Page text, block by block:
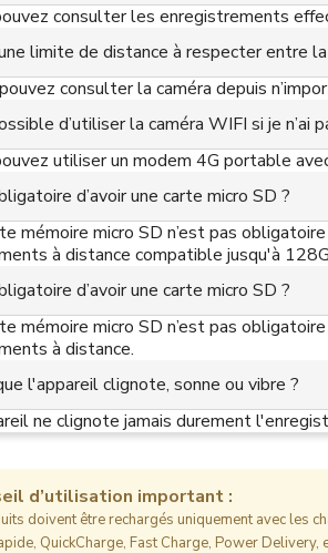
consulter les enregistrements
limite de distance à respecter entre
consulter la caméra depuis
d’utiliser la caméra WIFI si je n’ai
utiliser un modem 4G portable
d’avoir une carte micro SD ?
mémoire micro SD n’est pas
à distance compatible jusqu'à
d’avoir une carte micro SD ?
mémoire micro SD n’est pas
à distance.
l'appareil clignote, sonne ou vibre ?
ne clignote jamais durement
d’utilisation important :
doivent être rechargés uniquement avec les
QuickCharge, Fast Charge, Power